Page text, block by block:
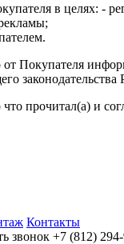
в целях: -
Покупателя
законодательства
прочитал(а) и
Контакты
звонок +7 (812)